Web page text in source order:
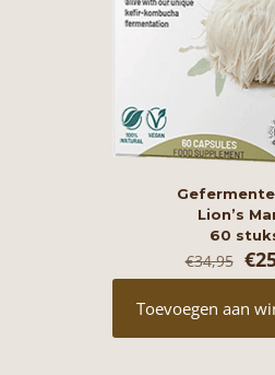
Lion’s
60
€34,95 €
Toevoegen aan